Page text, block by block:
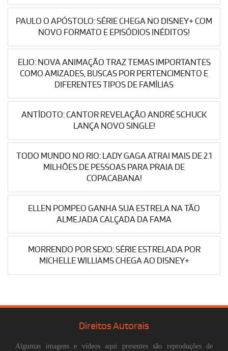
PAULO O APÓSTOLO: SÉRIE CHEGA NO DISNEY+ COM
NOVO FORMATO E EPISÓDIOS INÉDITOS!
ELIO: NOVA ANIMAÇÃO TRAZ TEMAS IMPORTANTES
COMO AMIZADES, BUSCAS POR PERTENCIMENTO E
DIFERENTES TIPOS DE FAMÍLIAS
ANTÍDOTO: CANTOR REVELAÇÃO ANDRÉ SCHUCK
LANÇA NOVO SINGLE!
TODO MUNDO NO RIO: LADY GAGA ATRAI MAIS DE 2.1
MILHÕES DE PESSOAS PARA PRAIA DE
COPACABANA!
ELLEN POMPEO GANHA SUA ESTRELA NA TÃO
ALMEJADA CALÇADA DA FAMA
MORRENDO POR SEXO: SÉRIE ESTRELADA POR
MICHELLE WILLIAMS CHEGA AO DISNEY+
Direitos Autorais
Algumas imagens e vídeos aqui presentes são reproduções de